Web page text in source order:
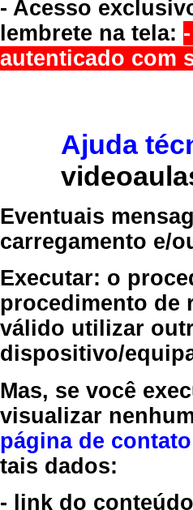
- Acesso
lembrete na tela:
autenticado com
Ajuda
Eventuais
carregamento e/
Executar: o
procedimento de
válido utilizar
dispositivo/
Mas, se você
visualizar
página de contato
tais dados:
- link do